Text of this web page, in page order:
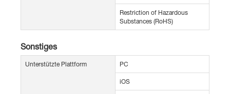
Restriction of Hazardous
Substances (RoHS)
Sonstiges
Unterstützte Plattform PC
iOS